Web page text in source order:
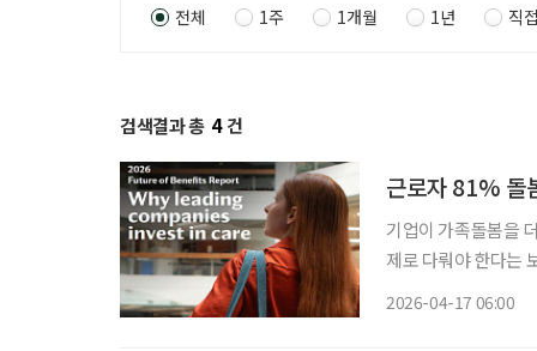
전체 1주 1개월 1년 직
검색결과 총 4 건
근로자 81% 돌
기업이 가족돌봄을
제로 다뤄야 한다는
2026-04-17 06:00